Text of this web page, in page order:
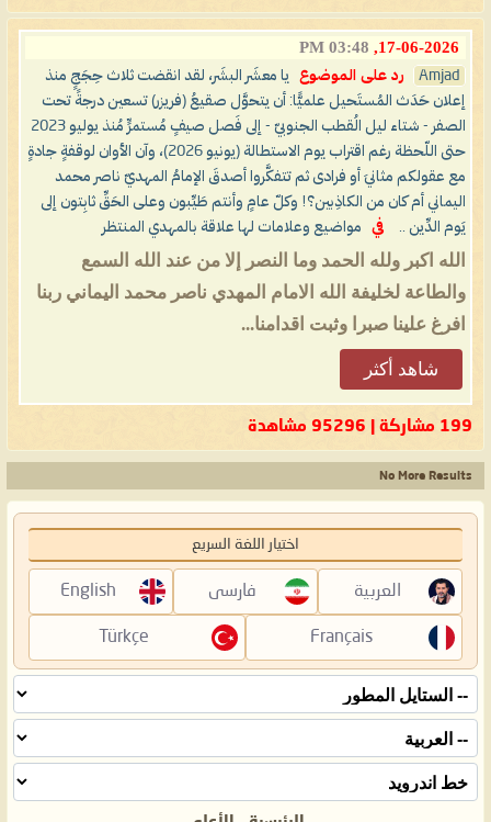
17-06-2026,
03:48 PM
Amjad رد على الموضوع
يا معشَر البشَر، لقد انقضت ثلاث حِجَجٍ منذ
إعلان حَدَث المُستَحيل علميًّا: أن يتحوَّل صقيعُ (فريزر) تسعين درجةً تحت
الصفر - شتاء ليل الُقطب الجنوبيّ - إلى فَصل صيفٍ مُستمرٍّ مُنذ يوليو 2023
حتى اللّحظة رغم اقتراب يوم الاستطالة (يونيو 2026)، وآن الأوان لوقفةٍ جادةٍ
مع عقولكم مثانيَ أو فرادى ثم تتفكَّروا أصدقَ الإمامُ المهديّ ناصر محمد
اليماني أم كان من الكاذِبين؟! وكلّ عامٍ وأنتم طَيِّبون وعلى الحَقِّ ثابِتون إلى
يَوم الدِّين ..
في مواضيع وعلامات لها علاقة بالمهدي المنتظر
الله اكبر ولله الحمد وما النصر إلا من عند الله السمع
والطاعة لخليفة الله الامام المهدي ناصر محمد اليماني ربنا
افرغ علينا صبرا وثبت اقدامنا...
شاهد أكثر
199 مشاركة | 95296 مشاهدة
No More Results
اختيار اللغة السريع
العربية فارسی English
Français
Türkçe